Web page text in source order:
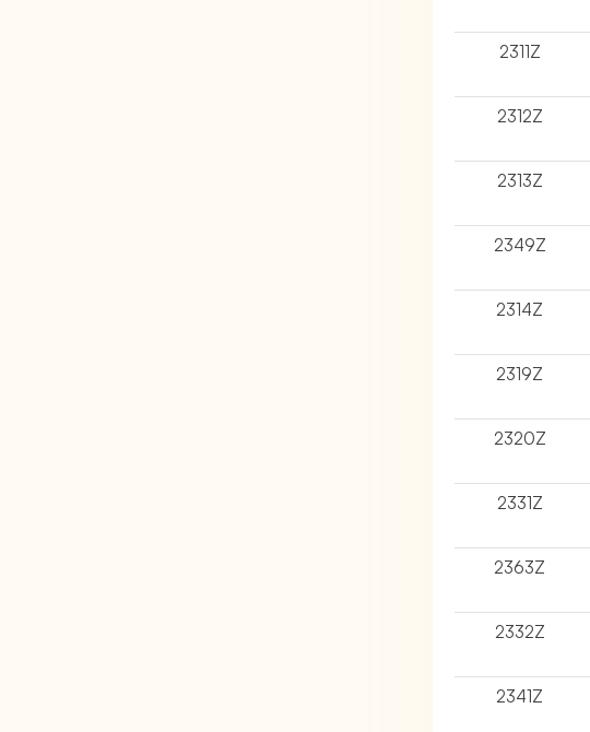
2311Z
2312Z
2313Z
2349Z
2314Z
2319Z
2320Z
2331Z
2363Z
2332Z
2341Z